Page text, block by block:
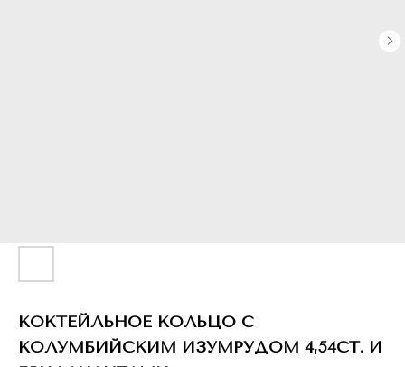
КОКТЕЙЛЬНОЕ КОЛЬЦО С
КОЛУМБИЙСКИМ ИЗУМРУДОМ 4,54CT. И